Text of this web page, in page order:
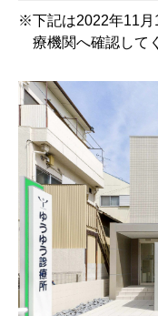
※下記は2022年11
療機関へ確認して